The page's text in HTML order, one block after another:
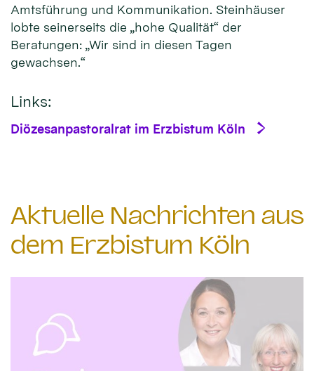
Amtsführung und Kommunikation. Steinhäuser
lobte seinerseits die „hohe Qualität“ der
Beratungen: „Wir sind in diesen Tagen
gewachsen.“
Links:
Diözesanpastoralrat im Erzbistum Köln
Aktuelle Nachrichten aus
dem Erzbistum Köln